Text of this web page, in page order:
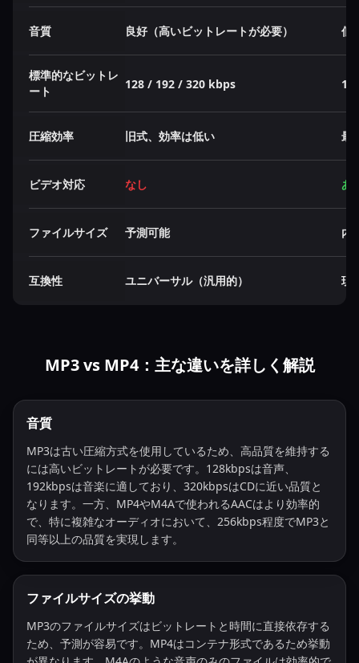
音質 良好（高いビットレートが必要） 低
標準的なビットレ
ート
128 / 192 / 320 kbps
圧縮効率 旧式、効率は低い 最
ビデオ対応 なし あ
ファイルサイズ 予測可能 内
互換性 ユニバーサル（汎用的） 現
MP3 vs MP4：主な違いを詳しく解説
音質
MP3は古い圧縮方式を使用しているため、高品質を維持する
には高いビットレートが必要です。128kbpsは音声、
192kbpsは音楽に適しており、320kbpsはCDに近い品質と
なります。一方、MP4やM4Aで使われるAACはより効率的
で、特に複雑なオーディオにおいて、256kbps程度でMP3と
同等以上の品質を実現します。
ファイルサイズの挙動
MP3のファイルサイズはビットレートと時間に直接依存する
ため、予測が容易です。MP4はコンテナ形式であるため挙動